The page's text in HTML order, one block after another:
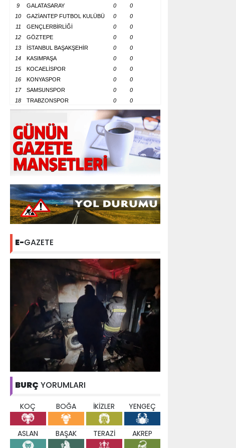
9
GALATASARAY 0
0
10
GAZİANTEP FUTBOL KULÜBÜ 0
0
11
GENÇLERBİRLİĞİ 0
0
12
GÖZTEPE 0
0
13
İSTANBUL BAŞAKŞEHİR 0
0
14
KASIMPAŞA 0
0
15
KOCAELİSPOR 0
0
16
KONYASPOR 0
0
17
SAMSUNSPOR 0
0
18
TRABZONSPOR 0 0
E-GAZETE
BURÇ YORUMLARI
KOÇ BOĞA İKİZLER YENGEÇ
ASLAN BAŞAK TERAZİ AKREP